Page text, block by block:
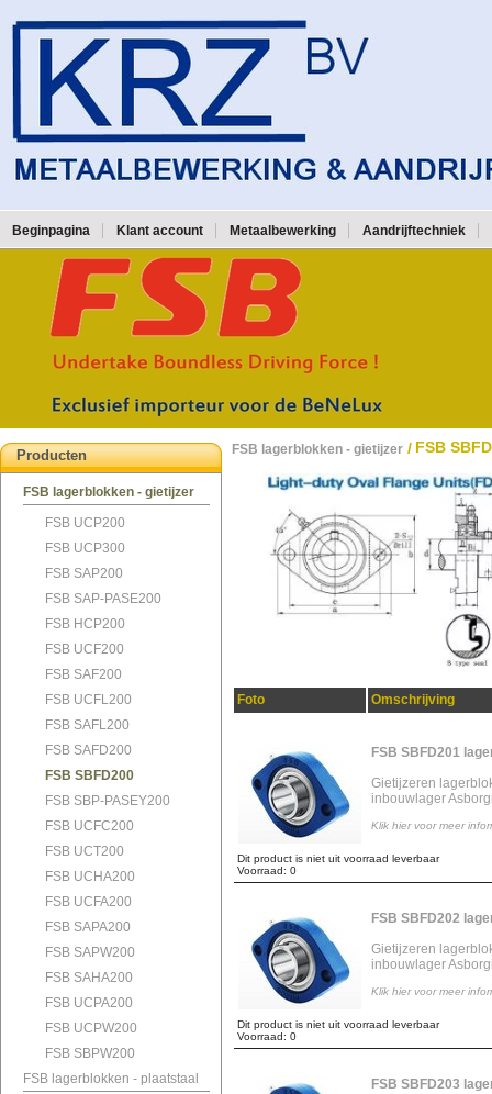
Beginpagina Klant account Metaalbewerking Aandrijftechniek
Producten
FSB lagerblokken - gietijzer
FSB UCP200
FSB UCP300
FSB SAP200
FSB SAP-PASE200
FSB HCP200
FSB UCF200
FSB SAF200
FSB UCFL200
FSB SAFL200
FSB SAFD200
FSB SBFD200
FSB SBP-PASEY200
FSB UCFC200
FSB UCT200
FSB UCHA200
FSB UCFA200
FSB SAPA200
FSB SAPW200
FSB SAHA200
FSB UCPA200
FSB UCPW200
FSB SBPW200
FSB lagerblokken - plaatstaal
FSB lagerblokken - gietijzer / FSB
Foto Omschrijving
FSB SBFD201
Gietijzeren
inbouwlager
Klik hier voor meer
Dit product is niet uit voorraad leverbaar
Voorraad: 0
FSB SBFD202
Gietijzeren
inbouwlager
Klik hier voor meer
Dit product is niet uit voorraad leverbaar
Voorraad: 0
FSB SBFD203